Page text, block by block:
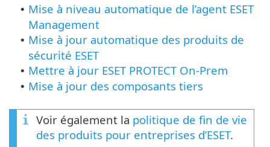
• Mise à niveau automatique de l’agent ESET
Management
• Mise à jour automatique des produits de
sécurité ESET
• Mettre à jour ESET PROTECT On-Prem
• Mise à jour des composants tiers
Voir également la politique de fin de vie
des produits pour entreprises d’ESET.